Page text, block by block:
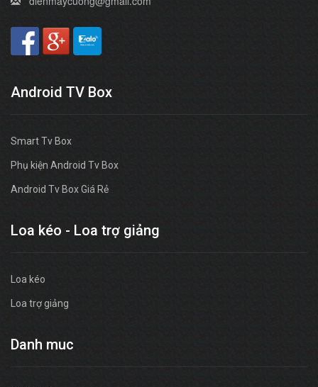
Android TV Box
Smart Tv Box
Phụ kiện Android Tv Box
Android Tv Box Giá Rẻ
Loa kéo - Loa trợ giảng
Loa kéo
Loa trợ giảng
Danh muc